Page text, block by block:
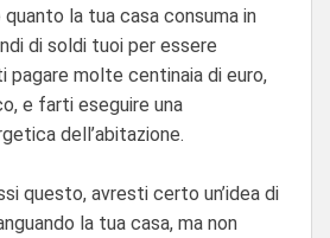
la tua casa consuma in
di soldi tuoi per essere
molte centinaia di euro,
e farti eseguire una
dell’abitazione.
questo, avresti certo un’idea di
la tua casa, ma non